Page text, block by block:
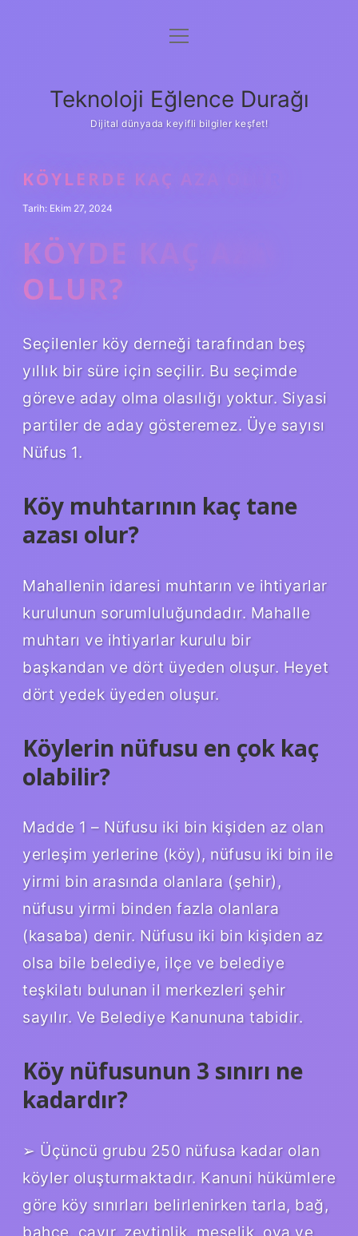
Anasayfa
Yasal Uyarı
menüyü
Teknoloji Eğlence Durağı
Dijital dünyada keyifli bilgiler keşfet!
KÖYLERDE KAÇ AZA OLUR
Tarih: Ekim 27, 2024
KÖYDE KAÇ AZA
OLUR?
Seçilenler köy derneği tarafından beş
yıllık bir süre için seçilir. Bu seçimde
göreve aday olma olasılığı yoktur. Siyasi
partiler de aday gösteremez. Üye sayısı
Nüfus 1.
Köy muhtarının kaç tane
azası olur?
Mahallenin idaresi muhtarın ve ihtiyarlar
kurulunun sorumluluğundadır. Mahalle
muhtarı ve ihtiyarlar kurulu bir
başkandan ve dört üyeden oluşur. Heyet
dört yedek üyeden oluşur.
Köylerin nüfusu en çok kaç
olabilir?
Madde 1 – Nüfusu iki bin kişiden az olan
yerleşim yerlerine (köy), nüfusu iki bin ile
yirmi bin arasında olanlara (şehir),
nüfusu yirmi binden fazla olanlara
(kasaba) denir. Nüfusu iki bin kişiden az
olsa bile belediye, ilçe ve belediye
teşkilatı bulunan il merkezleri şehir
sayılır. Ve Belediye Kanununa tabidir.
Köy nüfusunun 3 sınırı ne
kadardır?
➢ Üçüncü grubu 250 nüfusa kadar olan
köyler oluşturmaktadır. Kanuni hükümlere
göre köy sınırları belirlenirken tarla, bağ,
bahçe, çayır, zeytinlik, meşelik, ova ve